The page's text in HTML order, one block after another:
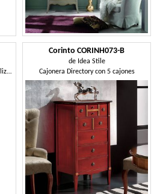
Mueble modular de madera, personalizable.
Corinto CORINH073-B
de Idea Stile
Cajonera Directory con 5 cajones